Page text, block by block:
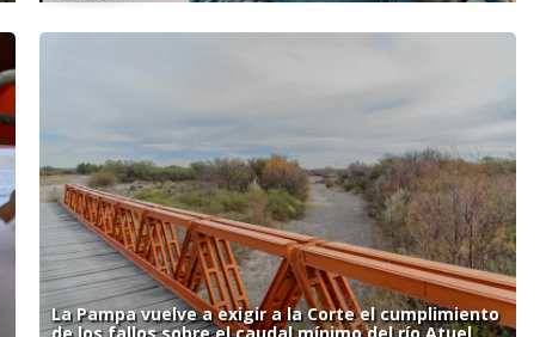
La Pampa vuelve a exigir a la Corte el cumplimiento